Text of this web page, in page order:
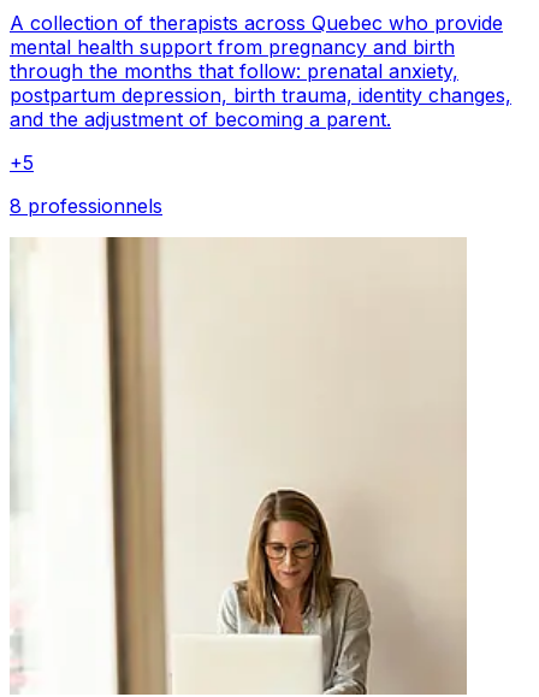
A collection of therapists across Quebec who provide
mental health support from pregnancy and birth
through the months that follow: prenatal anxiety,
postpartum depression, birth trauma, identity changes,
and the adjustment of becoming a parent.
+5
8 professionnels